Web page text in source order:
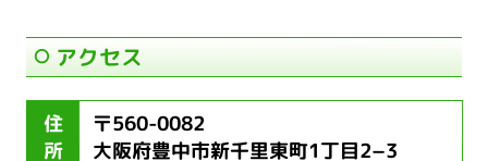
アクセス
住
所
〒560-0082
大阪府豊中市新千里東町1丁目2−3